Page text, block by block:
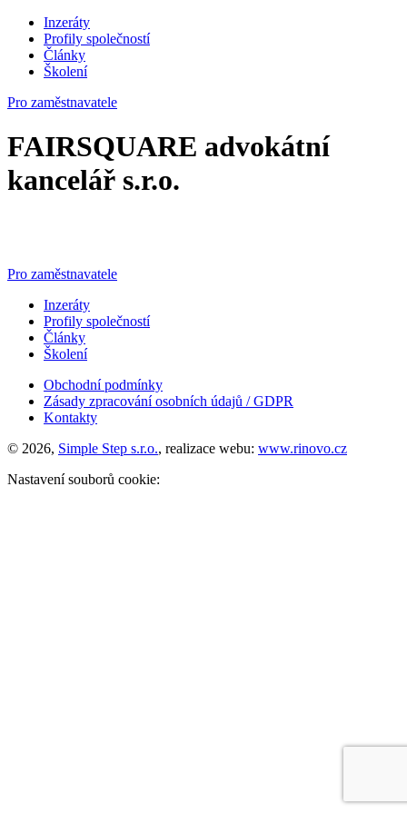
Inzeráty
Profily společností
Články
Školení
Pro zaměstnavatele
FAIRSQUARE advokátní
kancelář s.r.o.
Pro zaměstnavatele
Inzeráty
Profily společností
Články
Školení
Obchodní podmínky
Zásady zpracování osobních údajů / GDPR
Kontakty
© 2026, Simple Step s.r.o., realizace webu: www.rinovo.cz
Nastavení souborů cookie: